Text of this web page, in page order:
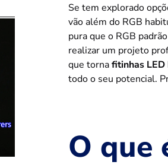
Se tem explorado
vão além do RGB
pura que o RGB
realizar um projeto
que tornafitinhas LED
todo o seu potencial.
O que